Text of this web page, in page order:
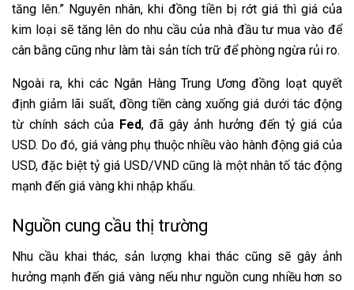
tăng lên.” Nguyên nhân, khi đồng tiền bị rớt giá thì giá của
kim loại sẽ tăng lên do nhu cầu của nhà đầu tư mua vào để
cân bằng cũng như làm tài sản tích trữ để phòng ngừa rủi ro.
Ngoài ra, khi các Ngân Hàng Trung Ương đồng loạt quyết
định giảm lãi suất, đồng tiền càng xuống giá dưới tác động
từ chính sách của Fed, đã gây ảnh hưởng đến tỷ giá của
USD. Do đó, giá vàng phụ thuộc nhiều vào hành động giá của
USD, đặc biệt tỷ giá USD/VND cũng là một nhân tố tác động
mạnh đến giá vàng khi nhập khẩu.
Nguồn cung cầu thị trường
Nhu cầu khai thác, sản lượng khai thác cũng sẽ gây ảnh
hưởng mạnh đến giá vàng nếu như nguồn cung nhiều hơn so